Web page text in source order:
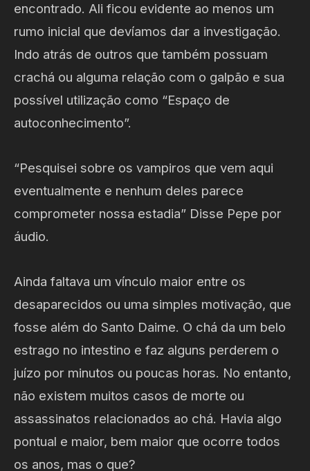
encontrado. Ali ficou evidente ao menos um
rumo inicial que devíamos dar a investigação.
Indo atrás de outros que também possuam
crachá ou alguma relação com o galpão e sua
possível utilização como “Espaço de
autoconhecimento”.
“Pesquisei sobre os vampiros que vem aqui
eventualmente e nenhum deles parece
comprometer nossa estadia” Disse Pepe por
áudio.
Ainda faltava um vínculo maior entre os
desaparecidos ou uma simples motivação, que
fosse além do Santo Daime. O chá da um belo
estrago no intestino e faz alguns perderem o
juízo por minutos ou poucas horas. No entanto,
não existem muitos casos de morte ou
assassinatos relacionados ao chá. Havia algo
pontual e maior, bem maior que ocorre todos
os anos, mas o que?